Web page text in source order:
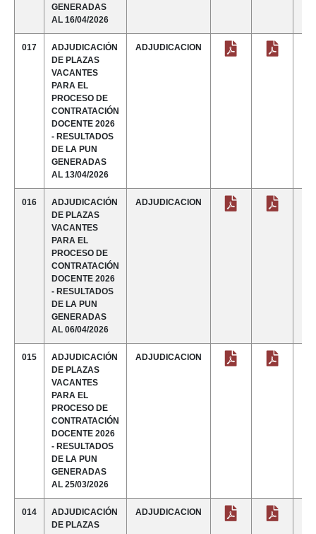
GENERADAS
AL 16/04/2026
017
ADJUDICACIÓN
DE PLAZAS
VACANTES
PARA EL
PROCESO DE
CONTRATACIÓN
DOCENTE 2026
- RESULTADOS
DE LA PUN
GENERADAS
AL 13/04/2026
ADJUDICACION
016
ADJUDICACIÓN
DE PLAZAS
VACANTES
PARA EL
PROCESO DE
CONTRATACIÓN
DOCENTE 2026
- RESULTADOS
DE LA PUN
GENERADAS
AL 06/04/2026
ADJUDICACION
015
ADJUDICACIÓN
DE PLAZAS
VACANTES
PARA EL
PROCESO DE
CONTRATACIÓN
DOCENTE 2026
- RESULTADOS
DE LA PUN
GENERADAS
AL 25/03/2026
ADJUDICACION
014
ADJUDICACIÓN
DE PLAZAS
ADJUDICACION